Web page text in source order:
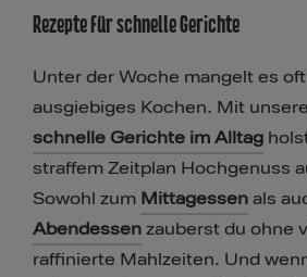
Rezepte für schnelle Gerichte
Unter der Woche mangelt es
ausgiebiges Kochen. Mit
schnelle Gerichte im Alltag
straffem Zeitplan Hochgenuss
Sowohl zum Mittagessen als
Abendessen zauberst du ohne
raffinierte Mahlzeiten. Und